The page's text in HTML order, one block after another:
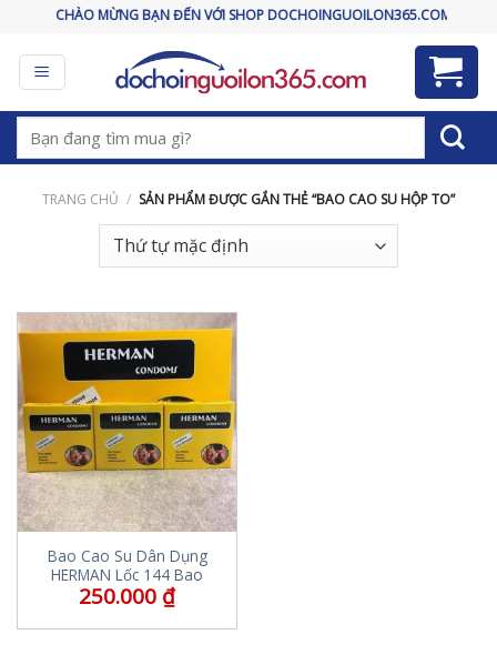
content
CHÀO MỪNG BẠN ĐẾN VỚI SHOP DOCHOINGUOILON365.COM
Tìm
kiếm:
TRANG CHỦ / SẢN PHẨM ĐƯỢC GẮN THẺ “BAO CAO SU HỘP TO”
Bao Cao Su Dân Dụng
HERMAN Lốc 144 Bao
250.000 ₫